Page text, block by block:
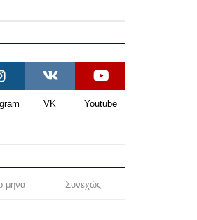
VK Youtube
μηνα Συνεχώς